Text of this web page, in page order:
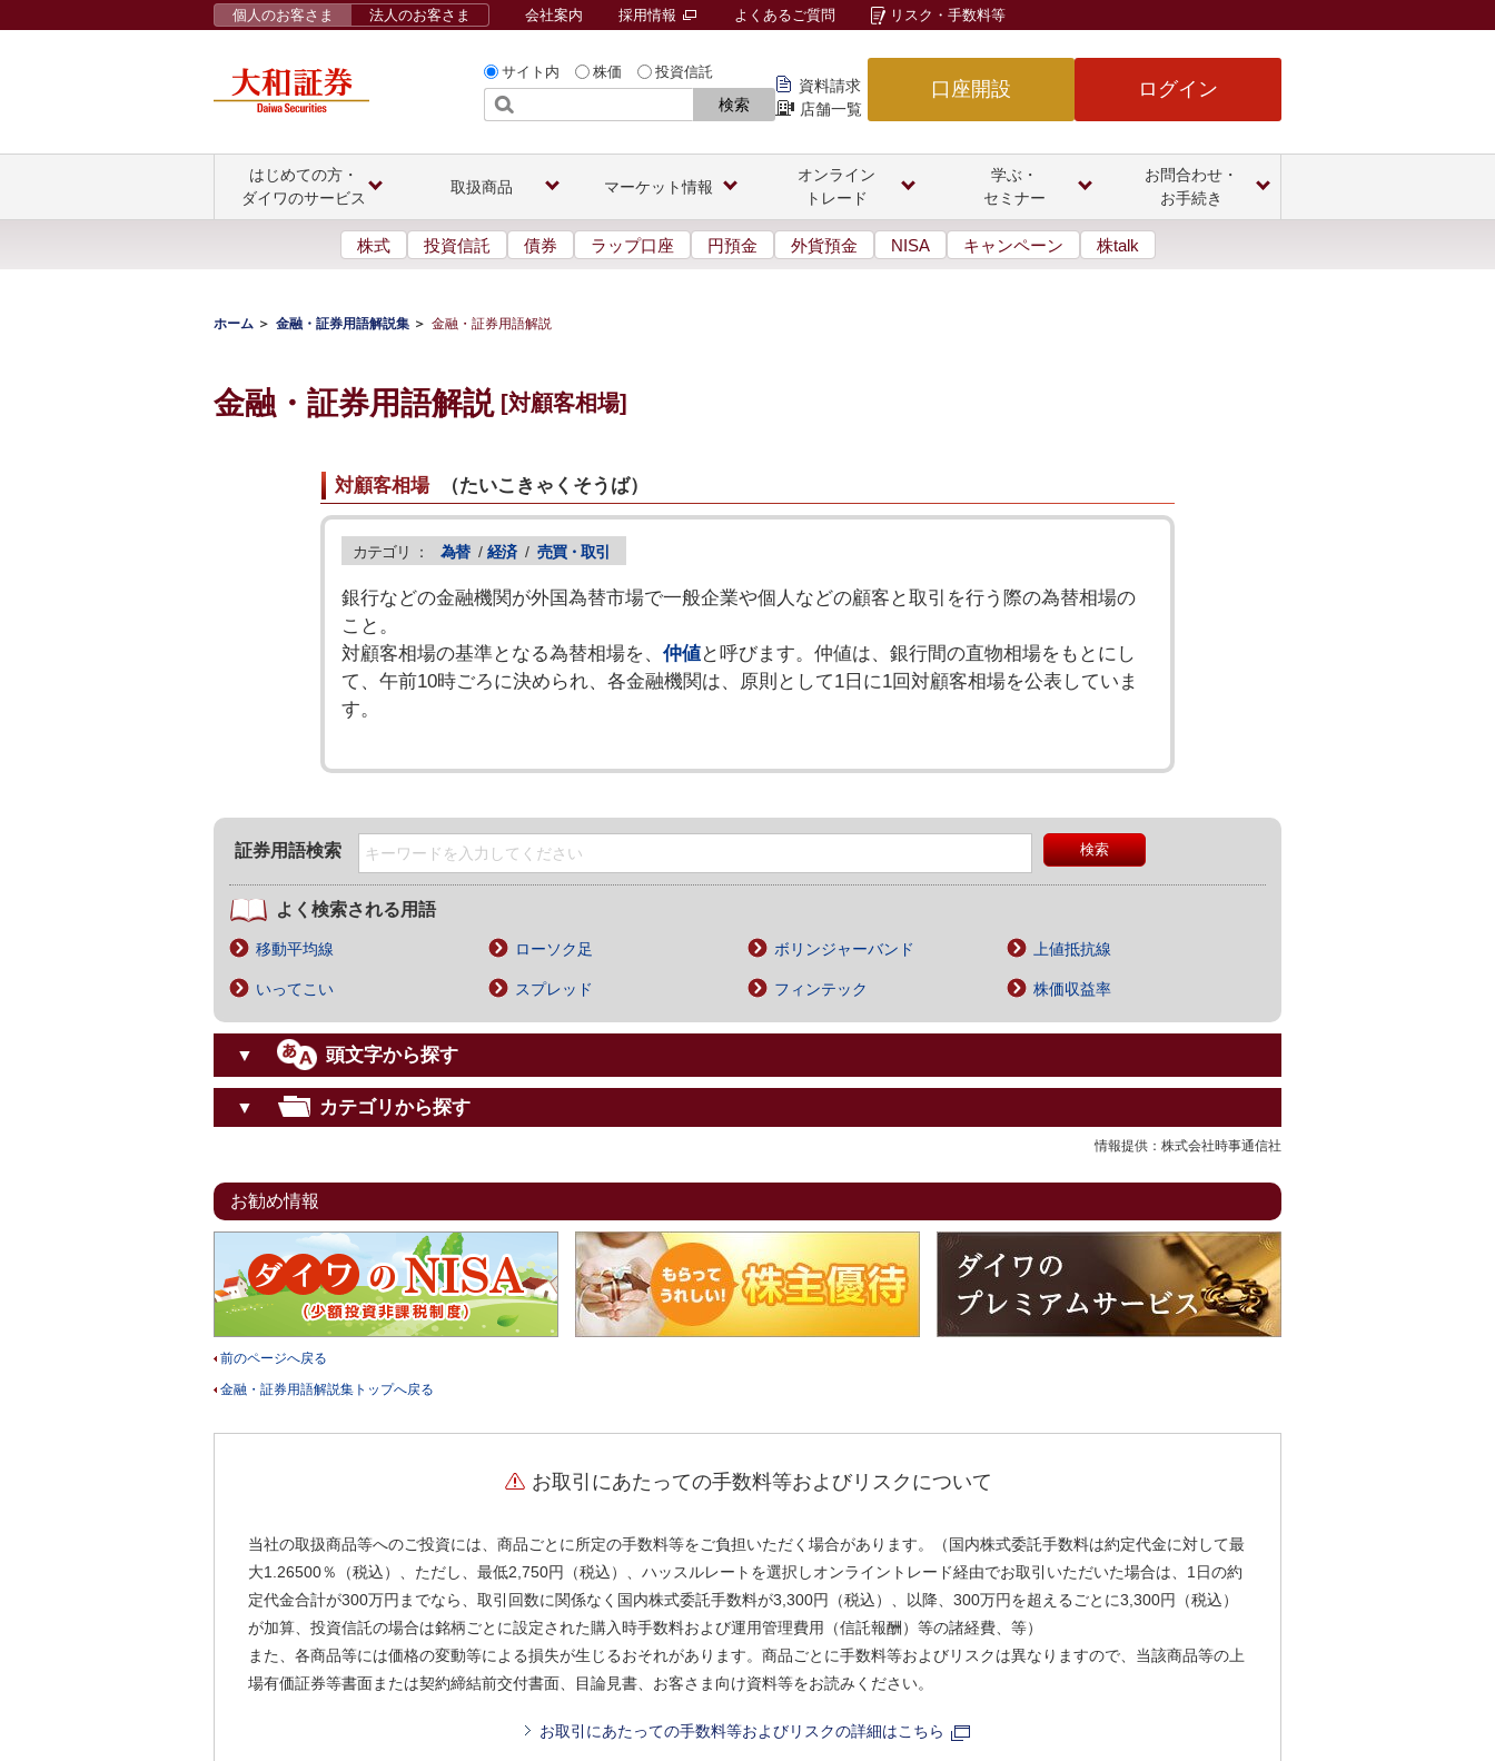
サイト内 株価 投資信託
検索
資料請求
店舗一覧
口座開設 ログイン
個人のお客さま 法人のお客さま 会社案内 採用情報 よくあるご質問 リスク・手数料等
はじめての方・
ダイワのサービス
取扱商品 マーケット情報
オンライン
トレード
学ぶ・
セミナー
お問合わせ・
お手続き
株式 投資信託 債券 ラップ口座 円預金 外貨預金 NISA キャンペーン 株talk
ホーム 金融・証券用語解説集 金融・証券用語解説
金融・証券用語解説 [対顧客相場]
対顧客相場（たいこきゃくそうば）
カテゴリ ： 為替 / 経済 / 売買・取引
銀行などの金融機関が外国為替市場で一般企業や個人などの顧客と取引を行う際の為替相場の
こと。
対顧客相場の基準となる為替相場を、 仲値と呼びます。仲値は、銀行間の直物相場をもとにし
て、午前10時ごろに決められ、各金融機関は、原則として1日に1回対顧客相場を公表していま
す。
証券用語検索
よく検索される用語
移動平均線 ローソク足 ボリンジャーバンド 上値抵抗線
いってこい スプレッド フィンテック 株価収益率
▼ 頭文字から探す
▼ カテゴリから探す
情報提供：株式会社時事通信社
お勧め情報
前のページへ戻る
金融・証券用語解説集トップへ戻る
お取引にあたっての手数料等およびリスクについて
当社の取扱商品等へのご投資には、商品ごとに所定の手数料等をご負担いただく場合があります。（国内株式委託手数料は約定代金に対して最
大1.26500％（税込）、ただし、最低2,750円（税込）、ハッスルレートを選択しオンライントレード経由でお取引いただいた場合は、1日の約
定代金合計が300万円までなら、取引回数に関係なく国内株式委託手数料が3,300円（税込）、以降、300万円を超えるごとに3,300円（税込）
が加算、投資信託の場合は銘柄ごとに設定された購入時手数料および運用管理費用（信託報酬）等の諸経費、等）
また、各商品等には価格の変動等による損失が生じるおそれがあります。商品ごとに手数料等およびリスクは異なりますので、当該商品等の上
場有価証券等書面または契約締結前交付書面、目論見書、お客さま向け資料等をお読みください。
お取引にあたっての手数料等およびリスクの詳細はこちら